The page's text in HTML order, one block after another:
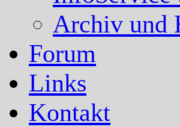
Archiv und
Forum
Links
Kontakt